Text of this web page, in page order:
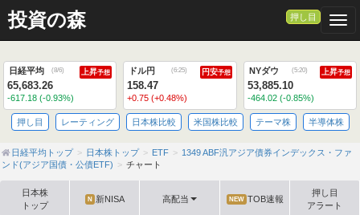
投資の森 押し目
日経平均 (8/6) 上昇予想
65,683.26
-617.18 (-0.93%)
ドル円 (6:25) 円安予想
158.47
+0.75 (+0.48%)
NYダウ (5:20) 上昇予想
53,885.10
-464.02 (-0.85%)
押し目 レーティング 日本株比較 米国株比較 テーマ株 半導体株
日経平均トップ 日本株トップ ETF
1349 ABF汎アジア債券インデックス・ファ
ンド(アジア国債・公債ETF)
チャート
日本株
トップ
N 新NISA 高配当 NEW TOB速報
押し目
アラート